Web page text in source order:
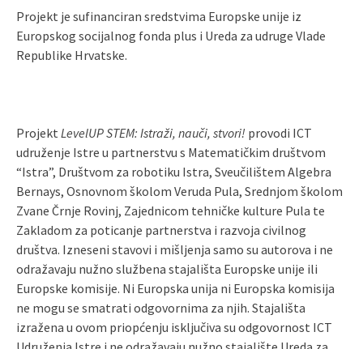
Projekt je sufinanciran sredstvima Europske unije iz
Europskog socijalnog fonda plus i Ureda za udruge Vlade
Republike Hrvatske.
Projekt LevelUP STEM: Istraži, nauči, stvori! provodi ICT
udruženje Istre u partnerstvu s Matematičkim društvom
“Istra”, Društvom za robotiku Istra, Sveučilištem Algebra
Bernays, Osnovnom školom Veruda Pula, Srednjom školom
Zvane Črnje Rovinj, Zajednicom tehničke kulture Pula te
Zakladom za poticanje partnerstva i razvoja civilnog
društva. Izneseni stavovi i mišljenja samo su autorova i ne
odražavaju nužno službena stajališta Europske unije ili
Europske komisije. Ni Europska unija ni Europska komisija
ne mogu se smatrati odgovornima za njih. Stajališta
izražena u ovom priopćenju isključiva su odgovornost ICT